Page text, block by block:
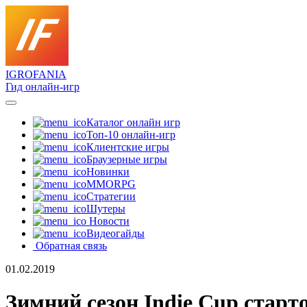
IGROFANIA
Гид онлайн-игр
Каталог онлайн игр
Топ-10 онлайн-игр
Клиентские игры
Браузерные игры
Новинки
MMORPG
Стратегии
Шутеры
Новости
Видеогайды
Обратная связь
01.02.2019